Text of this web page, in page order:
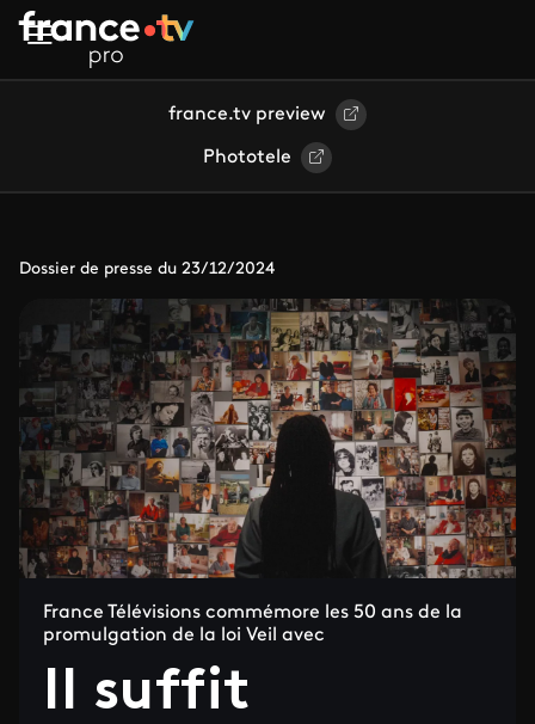
Aller au contenu principal
france.tv preview
Phototele
Dossier de presse du 23/12/2024
France Télévisions commémore les 50 ans de la
promulgation de la loi Veil avec
Il suffit